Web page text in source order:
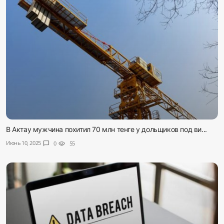
В Актау мужчина похитил 70 млн тенге у дольщиков под ви...
Июнь 10, 2025 chat_bubble 0 visibility 55